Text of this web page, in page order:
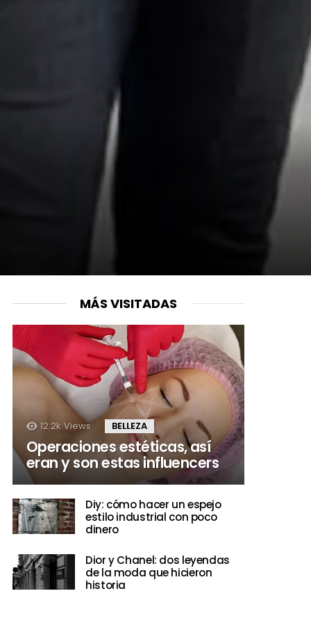
MÁS VISITADAS
12.2k Views BELLEZA
Operaciones estéticas, así
eran y son estas influencers
Diy: cómo hacer un espejo
estilo industrial con poco
dinero
Dior y Chanel: dos leyendas
de la moda que hicieron
historia